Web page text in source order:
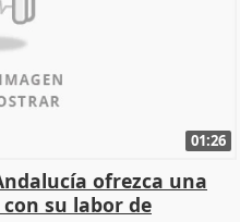
01:26
ofrezca una
su labor de